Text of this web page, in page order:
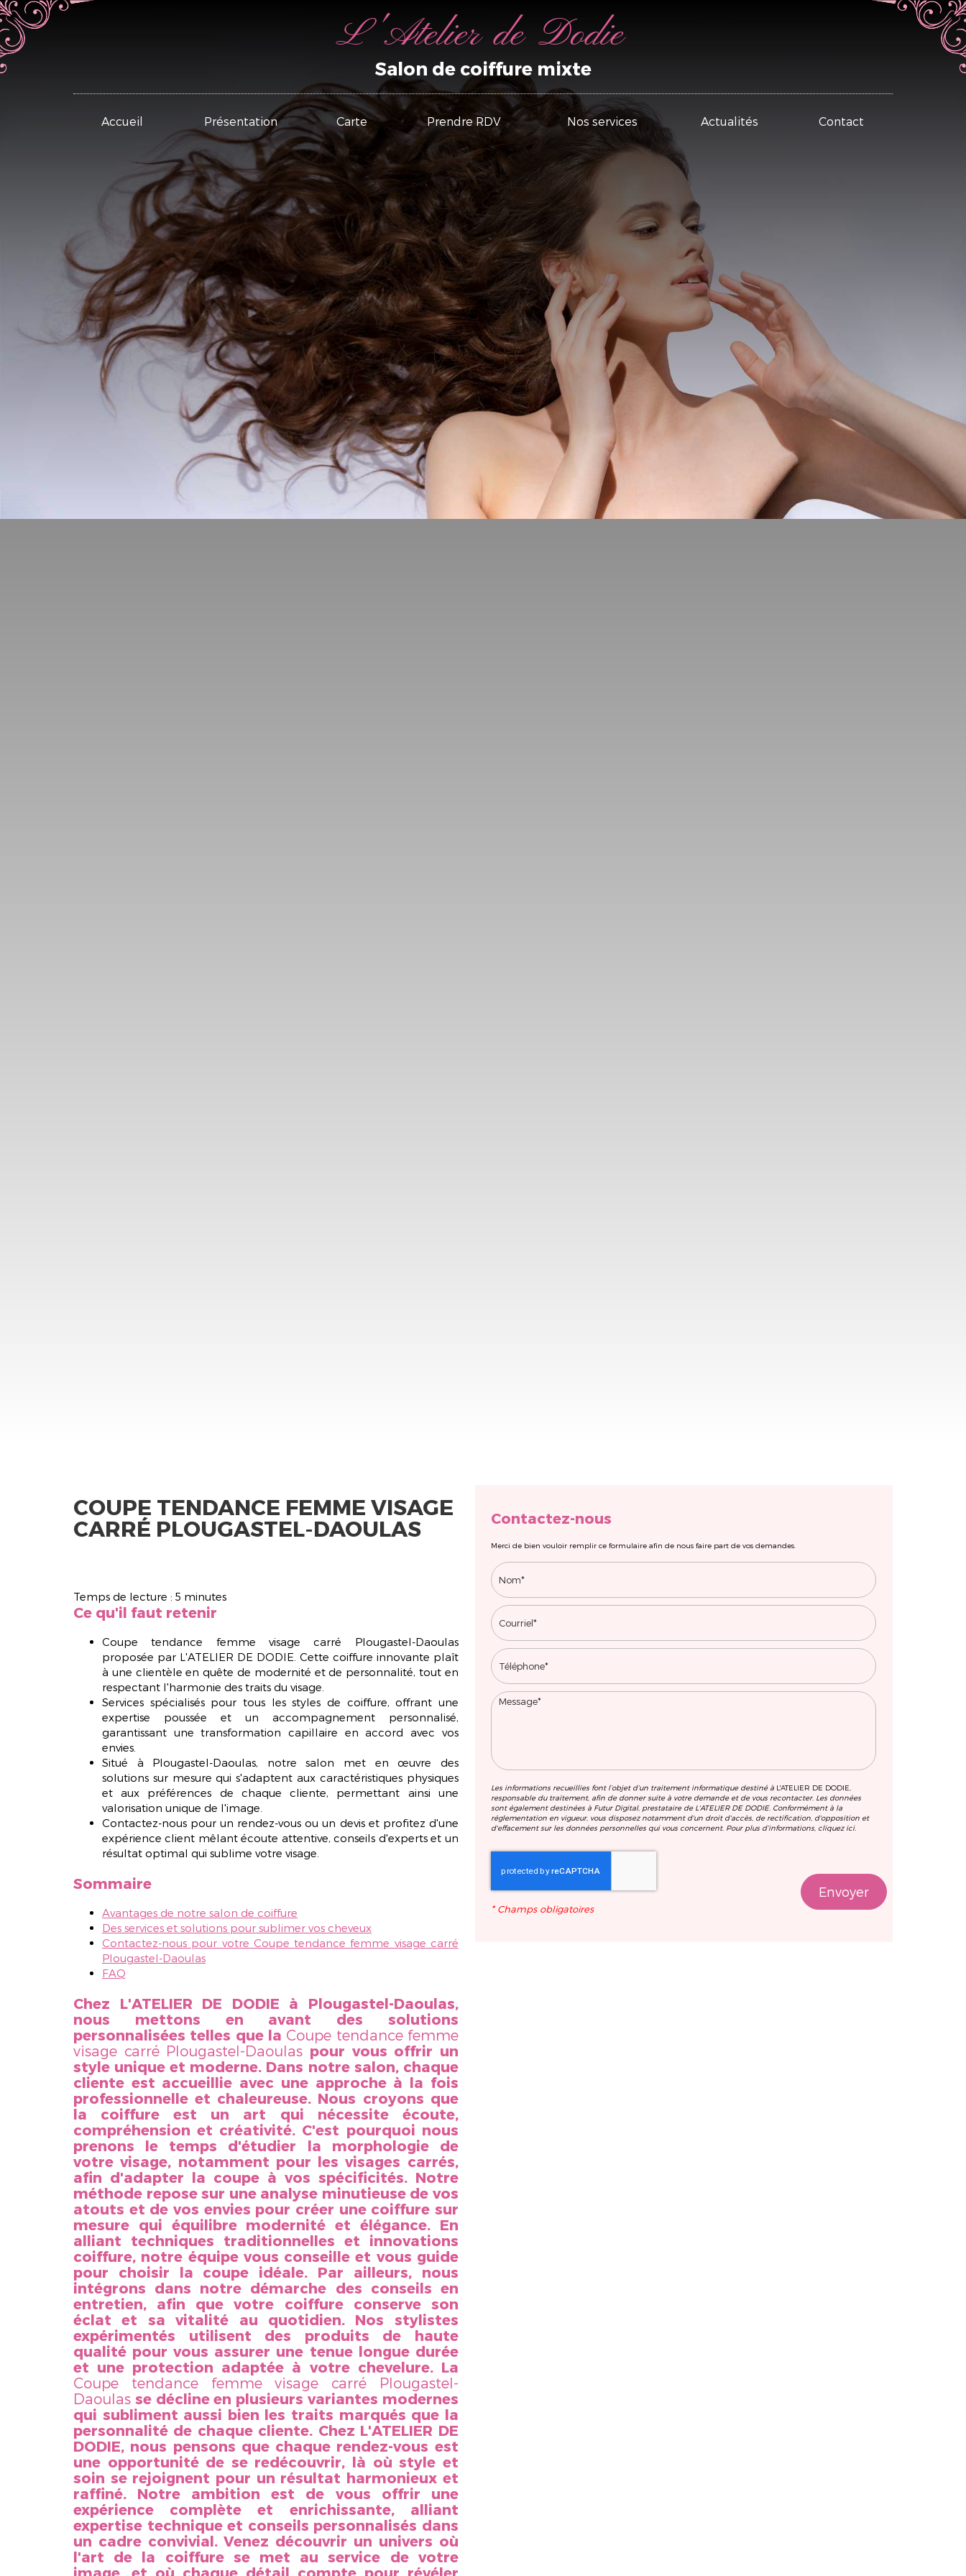
L'Atelier de Dodie
Salon de coiffure mixte
Accueil Présentation Carte Prendre RDV Nos services Actualités Contact
COUPE TENDANCE FEMME VISAGE
CARRÉ PLOUGASTEL-DAOULAS
Temps de lecture : 5 minutes
Ce qu'il faut retenir
Coupe tendance femme visage carré Plougastel-Daoulas
proposée par L'ATELIER DE DODIE. Cette coiffure innovante plaît
à une clientèle en quête de modernité et de personnalité, tout en
respectant l'harmonie des traits du visage.
Services spécialisés pour tous les styles de coiffure, offrant une
expertise poussée et un accompagnement personnalisé,
garantissant une transformation capillaire en accord avec vos
envies.
Situé à Plougastel-Daoulas, notre salon met en œuvre des
solutions sur mesure qui s'adaptent aux caractéristiques physiques
et aux préférences de chaque cliente, permettant ainsi une
valorisation unique de l'image.
Contactez-nous pour un rendez-vous ou un devis et profitez d'une
expérience client mêlant écoute attentive, conseils d'experts et un
résultat optimal qui sublime votre visage.
Sommaire
Avantages de notre salon de coiffure
Des services et solutions pour sublimer vos cheveux
Contactez-nous pour votre Coupe tendance femme visage carré
Plougastel-Daoulas
FAQ
Chez L'ATELIER DE DODIE à Plougastel-Daoulas,
nous mettons en avant des solutions
personnalisées telles que la Coupe tendance femme
visage carré Plougastel-Daoulas pour vous offrir un
style unique et moderne. Dans notre salon, chaque
cliente est accueillie avec une approche à la fois
professionnelle et chaleureuse. Nous croyons que
la coiffure est un art qui nécessite écoute,
compréhension et créativité. C'est pourquoi nous
prenons le temps d'étudier la morphologie de
votre visage, notamment pour les visages carrés,
afin d'adapter la coupe à vos spécificités. Notre
méthode repose sur une analyse minutieuse de vos
atouts et de vos envies pour créer une coiffure sur
mesure qui équilibre modernité et élégance. En
alliant techniques traditionnelles et innovations
coiffure, notre équipe vous conseille et vous guide
pour choisir la coupe idéale. Par ailleurs, nous
intégrons dans notre démarche des conseils en
entretien, afin que votre coiffure conserve son
éclat et sa vitalité au quotidien. Nos stylistes
expérimentés utilisent des produits de haute
qualité pour vous assurer une tenue longue durée
et une protection adaptée à votre chevelure. La
Coupe tendance femme visage carré Plougastel-
Daoulas se décline en plusieurs variantes modernes
qui subliment aussi bien les traits marqués que la
personnalité de chaque cliente. Chez L'ATELIER DE
DODIE, nous pensons que chaque rendez-vous est
une opportunité de se redécouvrir, là où style et
soin se rejoignent pour un résultat harmonieux et
raffiné. Notre ambition est de vous offrir une
expérience complète et enrichissante, alliant
expertise technique et conseils personnalisés dans
un cadre convivial. Venez découvrir un univers où
l'art de la coiffure se met au service de votre
image, et où chaque détail compte pour révéler
Contactez-nous
Merci de bien vouloir remplir ce formulaire afin de nous faire part de vos demandes.
Les informations recueillies font l’objet d’un traitement informatique destiné à L'ATELIER DE DODIE
responsable du traitement, afin de donner suite à votre demande et de vous recontacter. Les données
sont également destinées à Futur Digital, prestataire de L'ATELIER DE DODIE. Conformément à la
réglementation en vigueur, vous disposez notamment d'un droit d'accès, de rectification, d'opposition et
d'effacement sur les données personnelles qui vous concernent. Pour plus d’informations, cliquez ici.
*Champs obligatoires